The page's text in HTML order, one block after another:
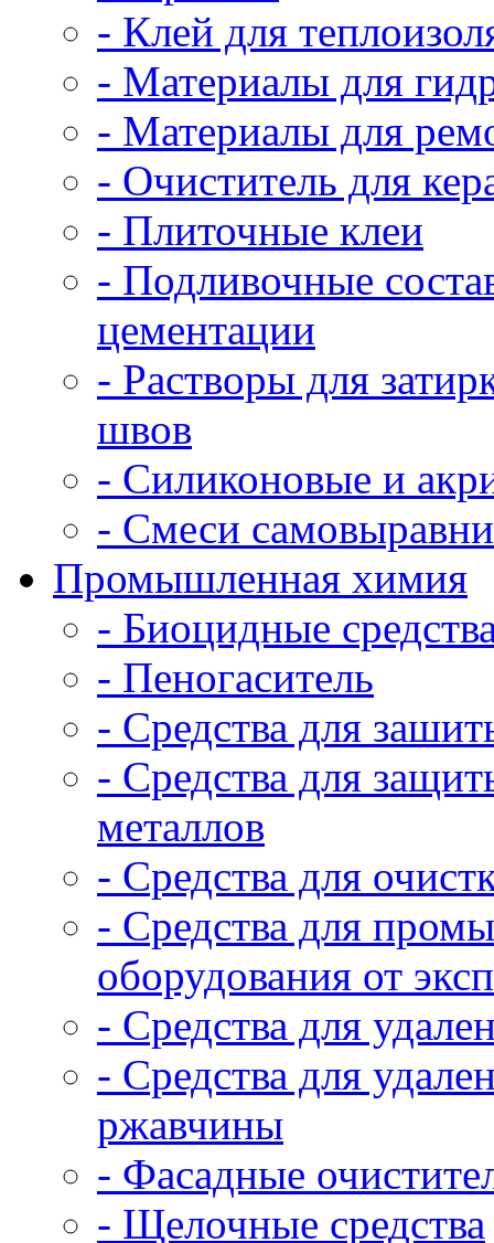
- Клей для
- Материалы для
- Материалы для
- Очиститель для
- Плиточные клеи
- Подливочные
цементации
- Растворы для
швов
- Силиконовые и
- Смеси
Промышленная химия
- Биоцидные
- Пеногаситель
- Средства для
- Средства для
металлов
- Средства для
- Средства для
оборудования от
- Средства для
- Средства для
ржавчины
- Фасадные
- Щелочные средства